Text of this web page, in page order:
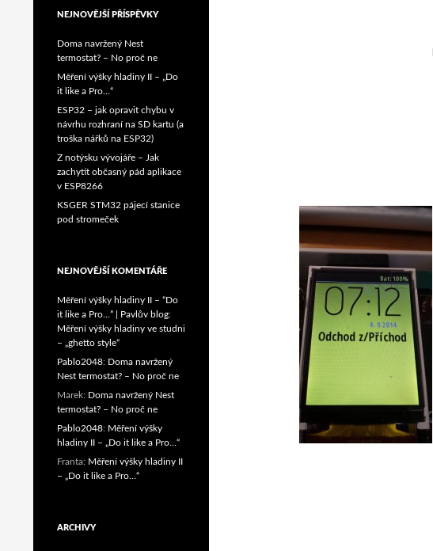
NEJNOVĚJŠÍ PŘÍSPĚVKY
Doma navržený Nest
termostat? – No proč ne
Měření výšky hladiny II – „Do
it like a Pro…“
ESP32 – jak opravit chybu v
návrhu rozhraní na SD kartu (a
troška nářků na ESP32)
Z notýsku vývojáře – Jak
zachytit občasný pád aplikace
v ESP8266
KSGER STM32 pájecí stanice
pod stromeček
NEJNOVĚJŠÍ KOMENTÁŘE
Měření výšky hladiny II – “Do
it like a Pro…” | Pavlův blog:
Měření výšky hladiny ve studni
– „ghetto style“
Pablo2048: Doma navržený
Nest termostat? – No proč ne
Marek: Doma navržený Nest
termostat? – No proč ne
Pablo2048: Měření výšky
hladiny II – „Do it like a Pro…“
Franta: Měření výšky hladiny II
– „Do it like a Pro…“
ARCHIVY